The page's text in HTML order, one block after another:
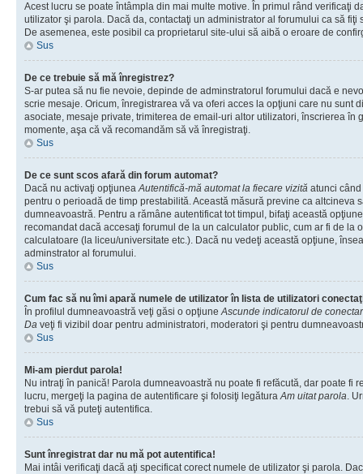
Acest lucru se poate întâmpla din mai multe motive. În primul rând verificaţi
utilizator şi parola. Dacă da, contactaţi un administrator al forumului ca să fiţi
De asemenea, este posibil ca proprietarul site-ului să aibă o eroare de
Sus
De ce trebuie să mă înregistrez?
S-ar putea să nu fie nevoie, depinde de adminstratorul forumului dacă e
scrie mesaje. Oricum, înregistrarea vă va oferi acces la opţiuni care nu sunt
asociate, mesaje private, trimiterea de email-uri altor utilizatori, înscrierea în
momente, aşa că vă recomandăm să vă înregistraţi.
Sus
De ce sunt scos afară din forum automat?
Dacă nu activaţi opţiuneaAutentifică-mă automat la fiecare vizită atunci
pentru o perioadă de timp prestabilită. Această măsură previne ca altcineva
dumneavoastră. Pentru a rămâne autentificat tot timpul, bifaţi această
recomandat dacă accesaţi forumul de la un calculator public, cum ar fi de la
calculatoare (la liceu/universitate etc.). Dacă nu vedeţi această opţiune,
adminstrator al forumului.
Sus
Cum fac să nu îmi apară numele de utilizator în lista de utilizatori
În profilul dumneavoastră veţi găsi o opţiuneAscunde indicatorul de
Da veţi fi vizibil doar pentru administratori, moderatori şi pentru
Sus
Mi-am pierdut parola!
Nu intraţi în panică! Parola dumneavoastră nu poate fi refăcută, dar poate fi
lucru, mergeţi la pagina de autentificare şi folosiţi legăturaAm uitat parola.
trebui să vă puteţi autentifica.
Sus
Sunt înregistrat dar nu mă pot autentifica!
Mai intâi verificaţi dacă aţi specificat corect numele de utilizator şi parola.